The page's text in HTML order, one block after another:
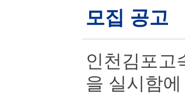
모집 공고
인천김포고
을 실시함에